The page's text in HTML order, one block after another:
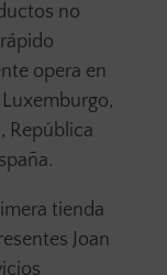
no
opera en
Luxemburgo,
República
tienda
Joan